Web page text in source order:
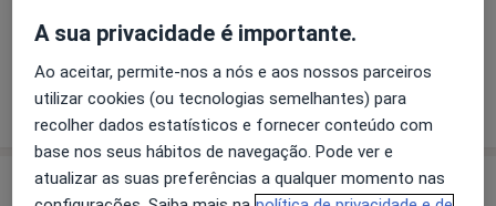
Bruxismo
Desmineralização Do Dente
Mostrar mais detalhes
sobre a experiência
Serviços e preços
A sua privacidade é importante.
Ao aceitar, permite-nos a nós e aos nossos parceiros
utilizar cookies (ou tecnologias semelhantes) para
recolher dados estatísticos e fornecer conteúdo com
base nos seus hábitos de navegação. Pode ver e
atualizar as suas preferências a qualquer momento nas